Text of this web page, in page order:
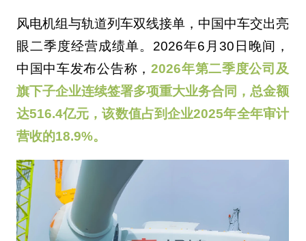
风电机组与轨道列车双线接单，中国中车交出亮
眼二季度经营成绩单。2026年6月30日晚间，
中国中车发布公告称，2026年第二季度公司及
旗下子企业连续签署多项重大业务合同，总金额
达516.4亿元，该数值占到企业2025年全年审计
营收的18.9%。